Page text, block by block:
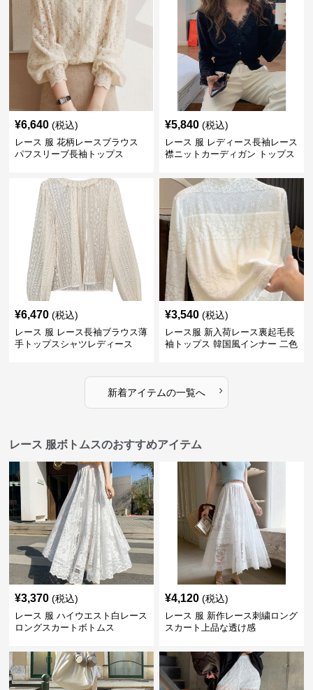
¥6,640 (税込)
レース 服 花柄レースブラウス
パフスリーブ長袖トップス
¥5,840 (税込)
レース 服 レディース長袖レース
襟ニットカーディガン トップス
¥6,470 (税込)
レース 服 レース長袖ブラウス薄
手トップスシャツレディース
¥3,540 (税込)
レース服 新入荷レース裏起毛長
袖トップス 韓国風インナー 二色
新着アイテムの一覧へ ›
レース 服ボトムスのおすすめアイテム
¥3,370 (税込)
レース 服 ハイウエスト白レース
ロングスカートボトムス
¥4,120 (税込)
レース 服 新作レース刺繍ロング
スカート上品な透け感